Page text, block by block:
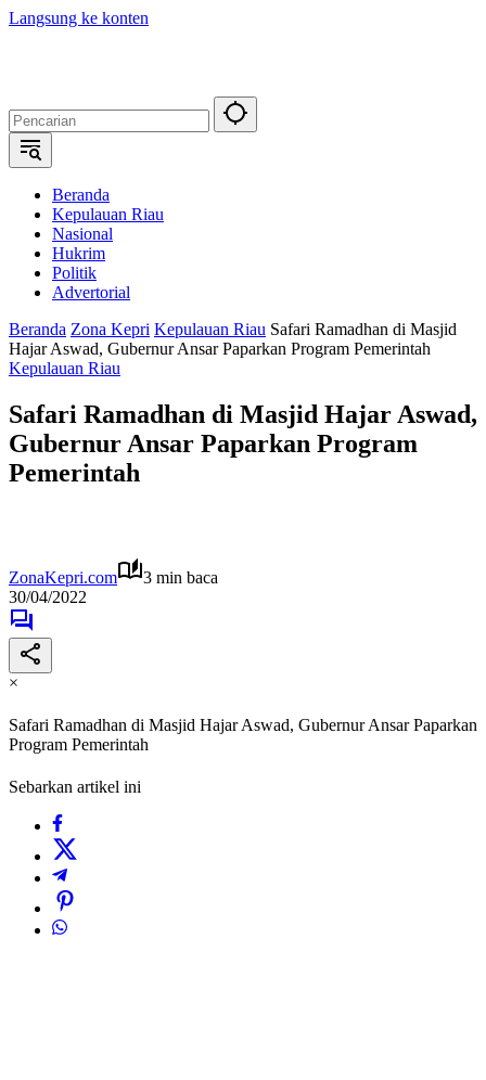
Langsung ke konten
Beranda
Kepulauan Riau
Nasional
Hukrim
Politik
Advertorial
Beranda Zona Kepri Kepulauan Riau Safari Ramadhan di Masjid
Hajar Aswad, Gubernur Ansar Paparkan Program Pemerintah
Kepulauan Riau
Safari Ramadhan di Masjid Hajar Aswad,
Gubernur Ansar Paparkan Program
Pemerintah
ZonaKepri.com
3 min baca
30/04/2022
×
Safari Ramadhan di Masjid Hajar Aswad, Gubernur Ansar Paparkan
Program Pemerintah
Sebarkan artikel ini